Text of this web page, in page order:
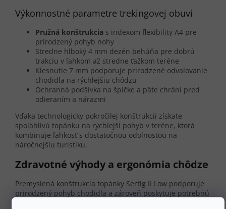
Výkonnostné parametre trekingovej obuvi
Pružná konštrukcia s indexom flexibility A4 pre
prirodzený pohyb nohy
Stredne hlboký 4 mm dezén behúňa pre dobrú
trakciu v ľahkom až stredne ťažkom teréne
Klesnutie 7 mm podporuje prirodzené odvaľovanie
chodidla na rýchlejšiu chôdzu
Ochranná podšívka na špičke a päte chráni pred
odieraním a nárazmi
Vďaka technologicky pokročilej konštrukcii získate
spoľahlivú topánku na rýchlejší pohyb v teréne, ktorá
kombinuje ľahkosť s dostatočnou odolnosťou na
náročnejšiu turistiku.
Zdravotné výhody a ergonómia chôdze
Premyslená konštrukcia topánky Sertig II Low podporuje
prirodzený pohyb chodidla a zároveň poskytuje potrebnú